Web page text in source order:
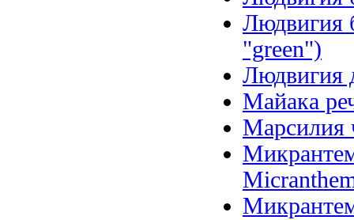
Людвигия
"green")
Людвигия
Майака
Марсилия